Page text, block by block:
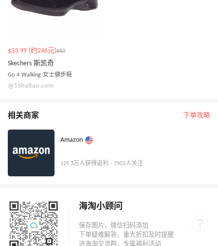
$33.99 (约246元)$60
Skechers 斯凯奇
Go 4 Walking 女士健步鞋
@55haitao.com
相关商家 下单攻略
Amazon
125.3万人获得返利 · 7902人关注
海淘小顾问